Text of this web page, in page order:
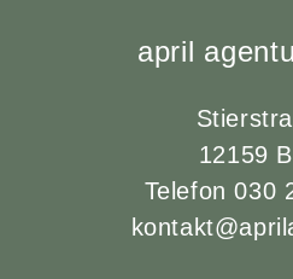
april
12159
Telefon 030